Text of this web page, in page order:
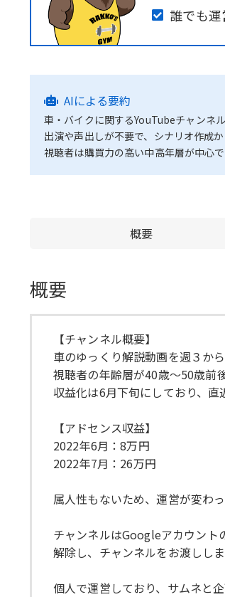
誰でも
AIによる要約
車・バイクに関するYouTubeチャンネル
出演や声出しが不要で、シナリオ作成
視聴者は購買力の高い中高年層が中心
概要
概要
【チャンネル概要】
車のゆっくり解説動画を週３か
視聴者の年齢層が40歳〜50歳前
収益化は6月下旬にしており、直
【アドセンス収益】
2022年6月：8万円
2022年7月：26万円
属人性もないため、運営が変わ
チャンネルはGoogleアカウント
解除し、チャンネルをお渡ししま
個人で運営しており、サムネと